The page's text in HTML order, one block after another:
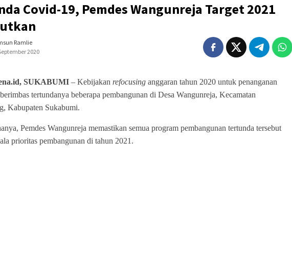
Covid-19, Pemdes Wangunreja Target 2021
Ramlie
2020
SUKABUMI – Kebijakan refocusing anggaran tahun 2020 untuk penanganan
tertundanya beberapa pembangunan di Desa Wangunreja, Kecamatan
Kabupaten Sukabumi.
Pemdes Wangunreja memastikan semua program pembangunan tertunda tersebut
prioritas pembangunan di tahun 2021.